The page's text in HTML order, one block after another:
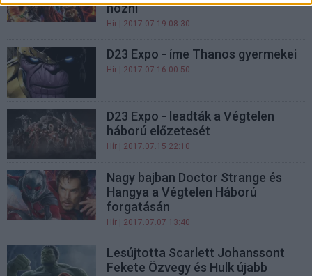
hozni
Hír | 2017.07.19 08:30
D23 Expo - íme Thanos gyermekei
Hír | 2017.07.16 00:50
D23 Expo - leadták a Végtelen
háború előzetesét
Hír | 2017.07.15 22:10
Nagy bajban Doctor Strange és
Hangya a Végtelen Háború
forgatásán
Hír | 2017.07.07 13:40
Lesújtotta Scarlett Johanssont
Fekete Özvegy és Hulk újabb